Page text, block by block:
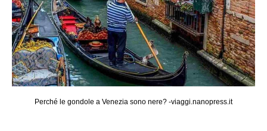
Perché le gondole a Venezia sono nere? -viaggi.nanopress.it